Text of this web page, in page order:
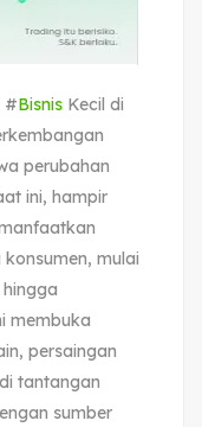
#Bisnis Kecil di
perubahan
ini, hampir
mulai
membuka
persaingan
tantangan
sumber